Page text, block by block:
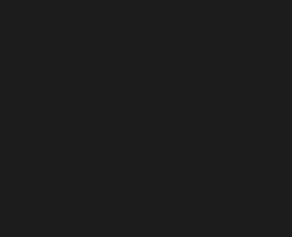
Саморы Машела Москва
квартиры квартира на сутки
апартотель
ЦДТ Центральный Дом
красивый вид для
Центр Кулакова Центр мозга